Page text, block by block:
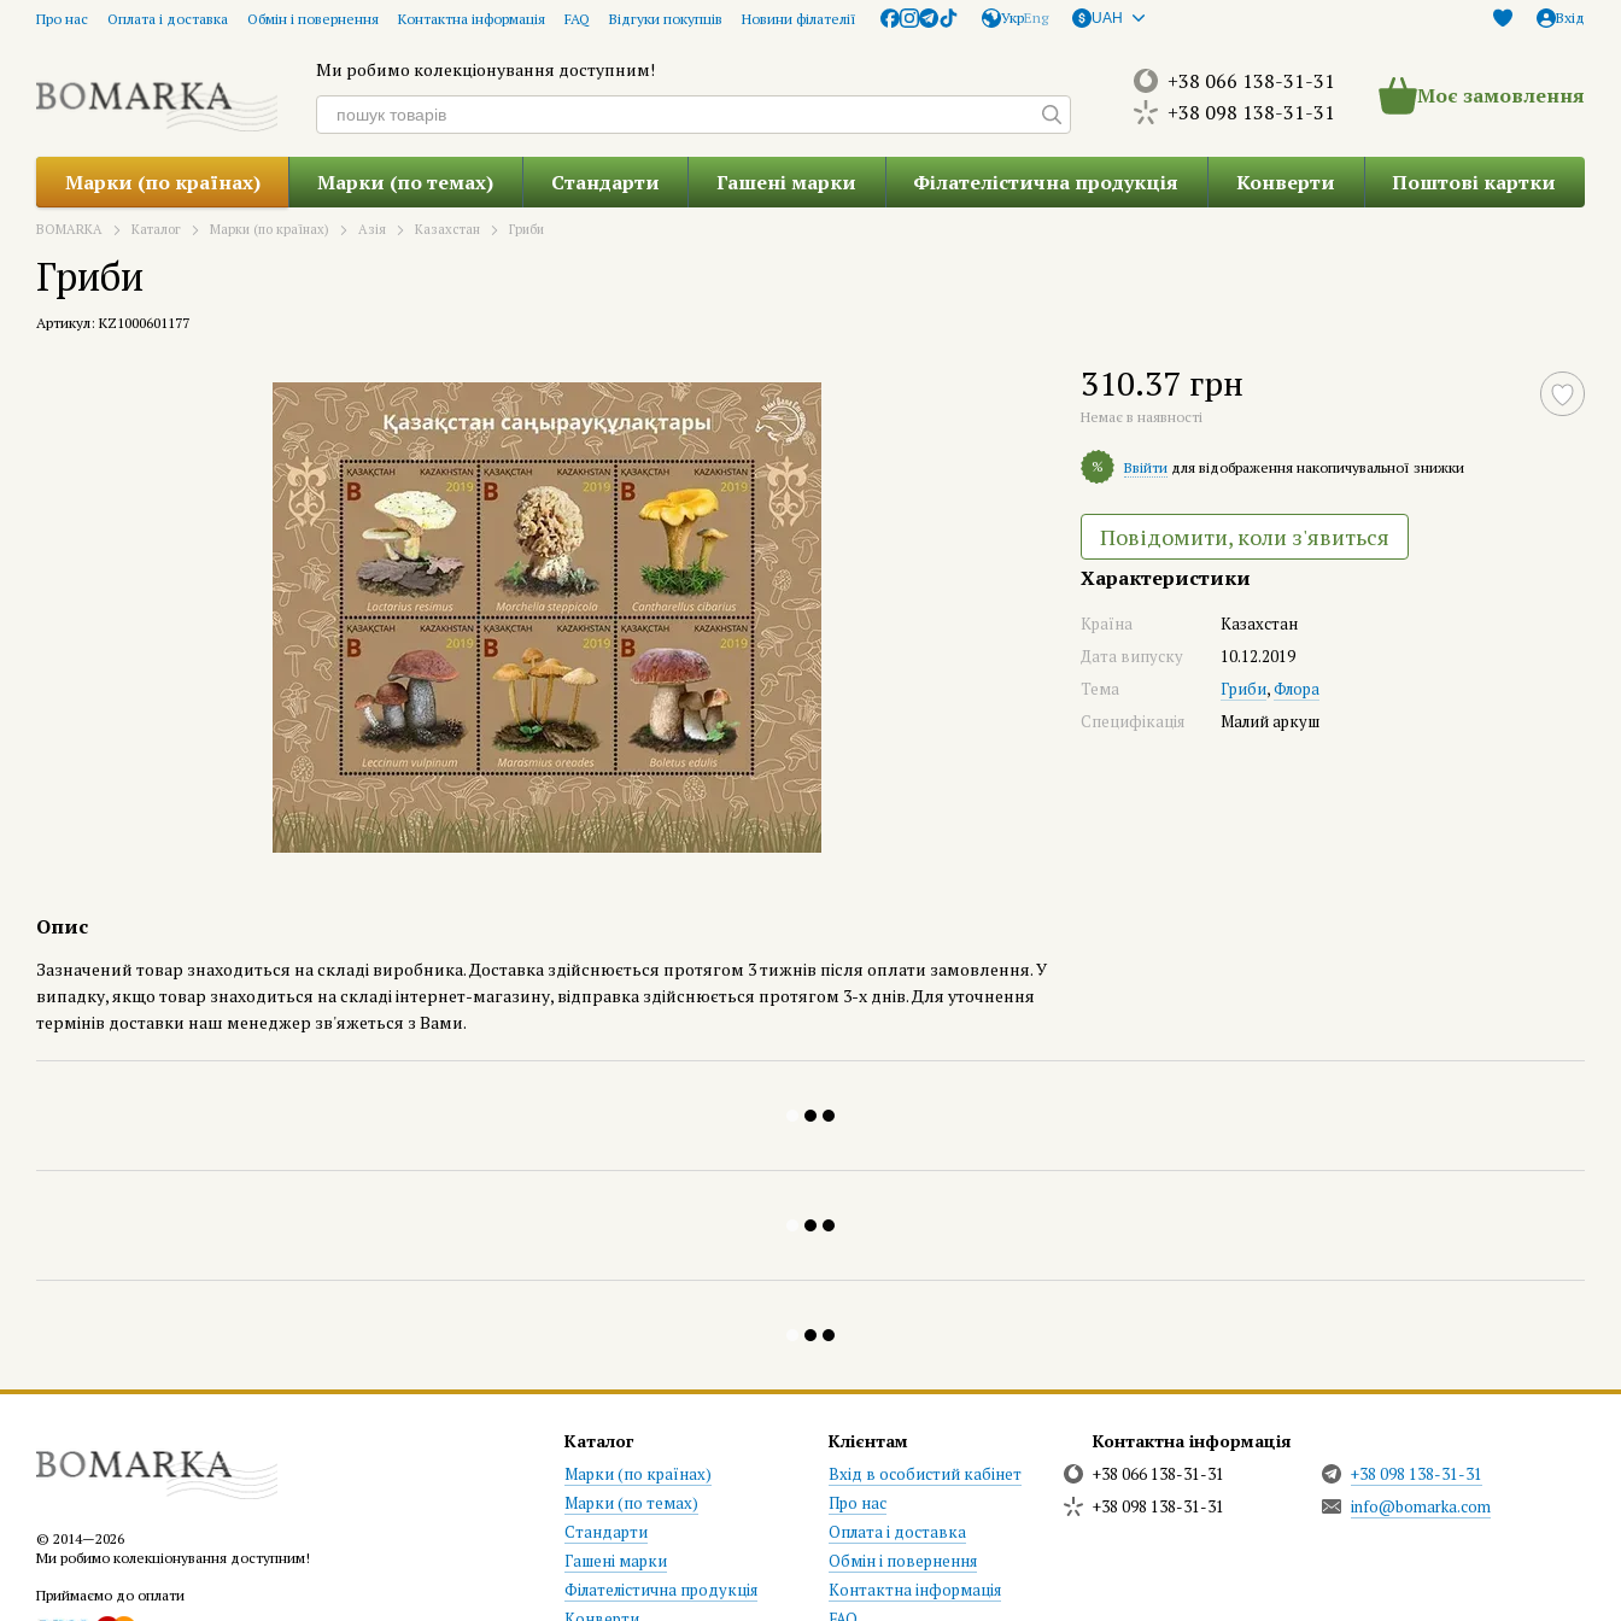
Перейти до основного контенту
Про нас Оплата і доставка Обмін і повернення Контактна інформація FAQ Відгуки покупців Новини філателії УкрEng UAH Вхід
Ми робимо колекціонування доступним!
+38 066 138-31-31
+38 098 138-31-31
Моє замовлення
Марки (по країнах) Марки (по темах) Стандарти Гашені марки Філателістична продукція Конверти Поштові картки
BOMARKA Каталог Марки (по країнах) Азія Казахстан Гриби
Гриби
Артикул: KZ1000601177
Опис
Зазначений товар знаходиться на складі виробника. Доставка здійснюється протягом 3 тижнів після оплати замовлення. У
випадку, якщо товар знаходиться на складі інтернет-магазину, відправка здійснюється протягом 3-х днів. Для уточнення
термінів доставки наш менеджер зв'яжеться з Вами.
310.37 грн
Немає в наявності
% Ввійти для відображення накопичувальної знижки
Повідомити, коли з'явиться
Характеристики
Країна
Казахстан
Дата випуску
10.12.2019
Тема
Гриби,Флора
Специфікація
Малий аркуш
© 2014—2026
Ми робимо колекціонування доступним!
Приймаємо до оплати
Каталог
Марки (по країнах)
Марки (по темах)
Стандарти
Гашені марки
Філателістична продукція
Клієнтам
Вхід в особистий кабінет
Про нас
Оплата і доставка
Обмін і повернення
Контактна інформація
Контактна інформація
+38 066 138-31-31
+38 098 138-31-31
+38 098 138-31-31
info@bomarka.com